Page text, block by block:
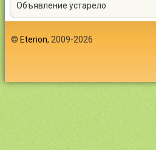
Объявление устарело
© Eterion, 2009-2026